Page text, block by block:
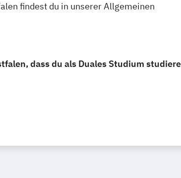
findest du in unserer Allgemeinen
dass du als Duales Studium